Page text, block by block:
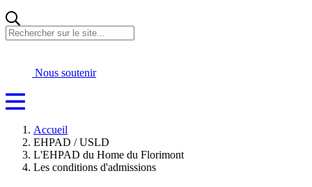
Rechercher
sur
Nous soutenir
Accueil
EHPAD / USLD
L'EHPAD du Home du Florimont
Les conditions d'admissions